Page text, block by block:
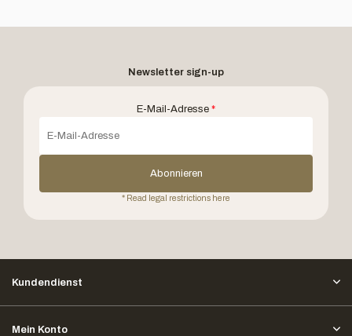
Newsletter sign-up
E-Mail-Adresse *
Abonnieren
* Read legal restrictions here
Kundendienst
Mein Konto